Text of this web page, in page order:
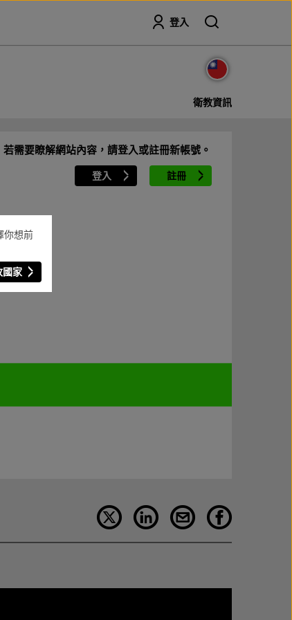
登入
衛教資訊
若需要瞭解網站內容，請登入或註冊新帳號。
登入 註冊
你想前
國家